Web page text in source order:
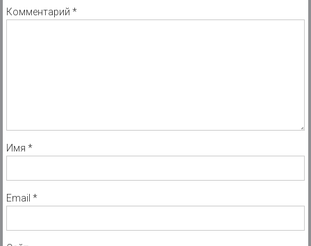
Комментарий *
Имя *
Email *